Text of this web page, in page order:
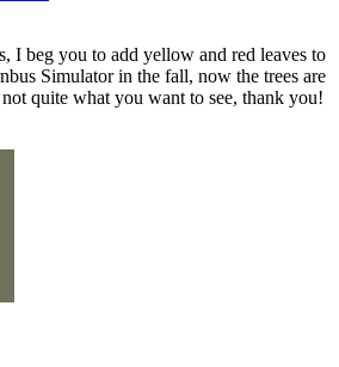
I beg you to add yellow and red leaves to
Simulator in the fall, now the trees are
quite what you want to see, thank you!